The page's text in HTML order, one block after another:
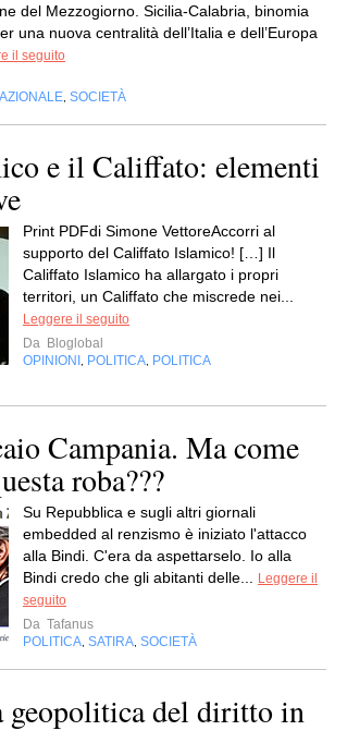
del Mezzogiorno. Sicilia-Calabria, binomia
una nuova centralità dell’Italia e dell’Europa
il seguito
SOCIETÀ
e il Califfato: elementi
Print PDFdi Simone VettoreAccorri al
supporto del Califfato Islamico! […] Il
Califfato Islamico ha allargato i propri
territori, un Califfato che miscrede nei...
Leggere il seguito
Da Bloglobal
OPINIONI
POLITICA POLITICA
Campania. Ma come
roba???
Su Repubblica e sugli altri giornali
embedded al renzismo è iniziato l'attacco
alla Bindi. C'era da aspettarselo. Io alla
Bindi credo che gli abitanti delle...
Leggere il
seguito
Da Tafanus
POLITICA SATIRA SOCIETÀ
geopolitica del diritto in